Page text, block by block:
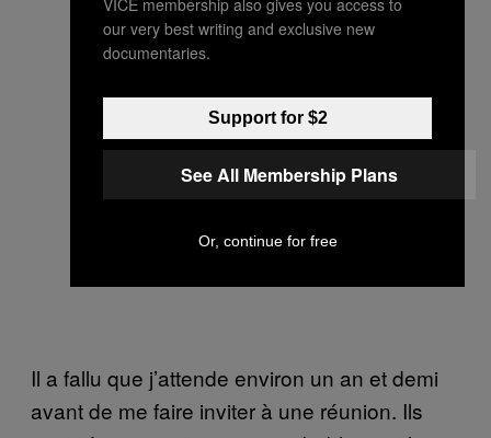
Il a fallu que j’attende environ un an et demi
avant de me faire inviter à une réunion. Ils
our very best writing and exclusive new
documentaries.
Support for $2
See All Membership Plans
Or, continue for free